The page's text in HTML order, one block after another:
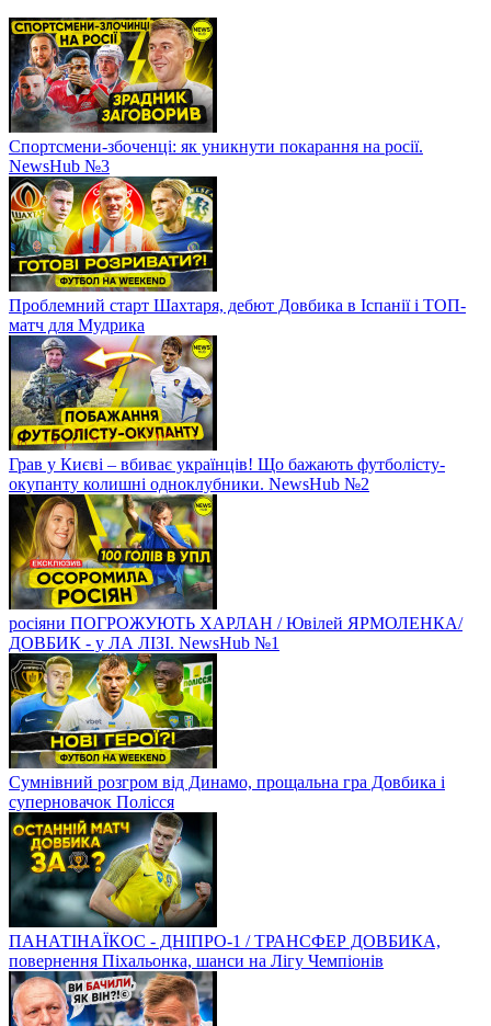
Спортсмени-збоченці: як уникнути покарання на росії.
NewsHub №3
Проблемний старт Шахтаря, дебют Довбика в Іспанії і ТОП-
матч для Мудрика
Грав у Києві – вбиває українців! Що бажають футболісту-
окупанту колишні одноклубники. NewsHub №2
росіяни ПОГРОЖУЮТЬ ХАРЛАН / Ювілей ЯРМОЛЕНКА/
ДОВБИК - у ЛА ЛІЗІ. NewsHub №1
Сумнівний розгром від Динамо, прощальна гра Довбика і
суперновачок Полісся
ПАНАТІНАЇКОС - ДНІПРО-1 / ТРАНСФЕР ДОВБИКА,
повернення Піхальонка, шанси на Лігу Чемпіонів